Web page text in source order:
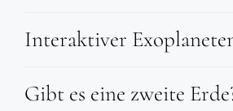
Interaktiver
Gibt es eine zweite